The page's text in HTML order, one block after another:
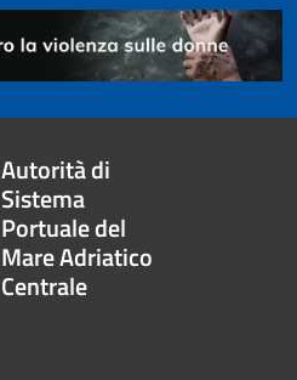
Autorità di
Sistema
Portuale del
Mare Adriatico
Centrale